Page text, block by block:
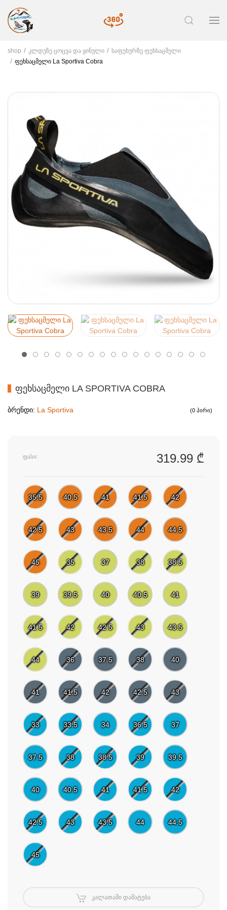
shop კლდეზე ცოცვა და ყინული
საფეხურზე ფეხსაცმელი
ფეხსაცმელი La Sportiva Cobra
ᲤᲔᲮᲡᲐᲪᲛᲔᲚᲘ LA SPORTIVA COBRA
ბრენდი: La Sportiva (0 პირი)
ფასი: 319.99 ₾
35.5 40.5 41 41.5 42
42.5 43 43.5 44 44.5
45 35 37 38 38.5
39 39.5 40 40.5 41
41.5 42 42.5 43 43.5
44 36 37.5 38 40
41 41.5 42 42.5 43
33 33.5 34 36.5 37
37.5 38 38.5 39 39.5
40 40.5 41 41.5 42
42.5 43 43.5 44 44.5
45
ᲙᲐᲚᲐᲗᲐᲨᲘ ᲓᲐᲛᲐᲢᲔᲑᲐ